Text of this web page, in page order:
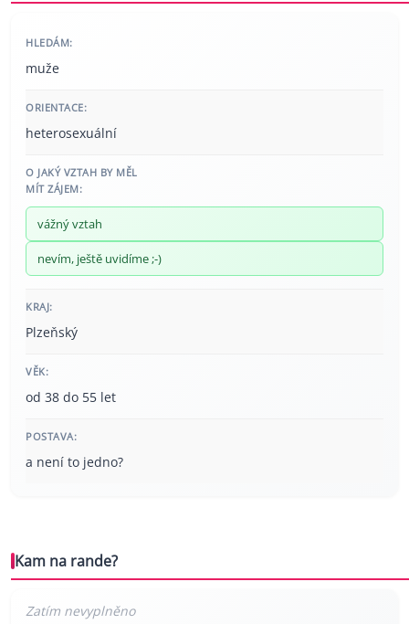
HLEDÁM:
muže
ORIENTACE:
heterosexuální
O JAKÝ VZTAH BY MĚL
MÍT ZÁJEM:
vážný vztah
nevím, ještě uvidíme ;-)
KRAJ:
Plzeňský
VĚK:
od 38 do 55 let
POSTAVA:
a není to jedno?
Kam na rande?